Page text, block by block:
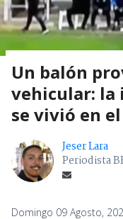
Un balón
vehicular: la
se vivió en
Jeser Lara
Periodista
Domingo 09 Agosto,